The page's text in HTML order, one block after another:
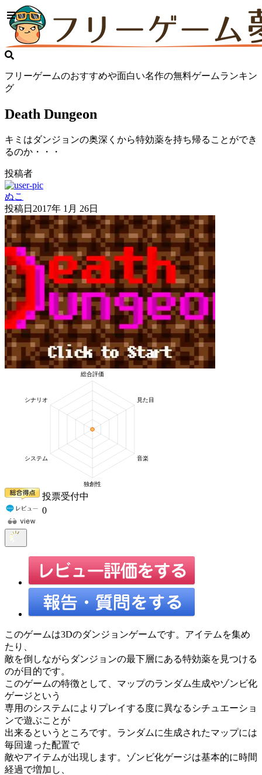
フリーゲームのおすすめや面白い名作の無料ゲームランキン
グ
Death Dungeon
キミはダンジョンの奥深くから特効薬を持ち帰ることができ
るのか・・・
投稿者
ぬこ
投稿日 2017年 1月 26日
投票受付中
0
このゲームは3Dのダンジョンゲームです。アイテムを集め
たり、
敵を倒しながらダンジョンの最下層にある特効薬を見つける
のが目的です。
このゲームの特徴として、マップのランダム生成やゾンビ化
ゲージという
専用のシステムによりプレイする度に異なるシチュエーショ
ンで遊ぶことが
出来るというところです。ランダムに生成されたマップには
毎回違った配置で
敵やアイテムが出現します。ゾンビ化ゲージは基本的に時間
経過で増加し、